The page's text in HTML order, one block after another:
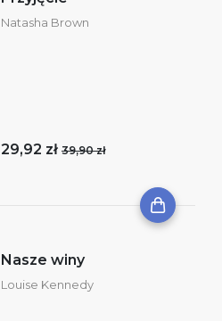
Natasha Brown
29,92 zł 39,90 zł
Nasze winy
Louise Kennedy